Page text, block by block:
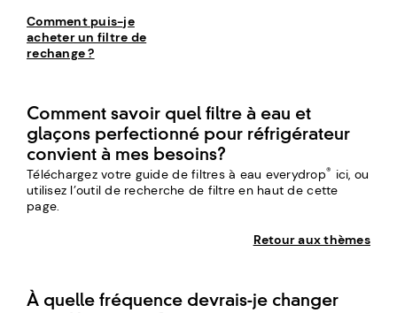
Comment puis-je
acheter un filtre de
rechange ?
Comment savoir quel filtre à eau et
glaçons perfectionné pour réfrigérateur
convient à mes besoins?
Téléchargez votre guide de filtres à eau everydrop® ici, ou
utilisez l’outil de recherche de filtre en haut de cette
page.
Retour aux thèmes
À quelle fréquence devrais-je changer